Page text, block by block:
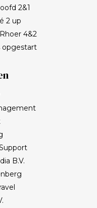
2&1
2 up
4&2
opgestart
B.V.